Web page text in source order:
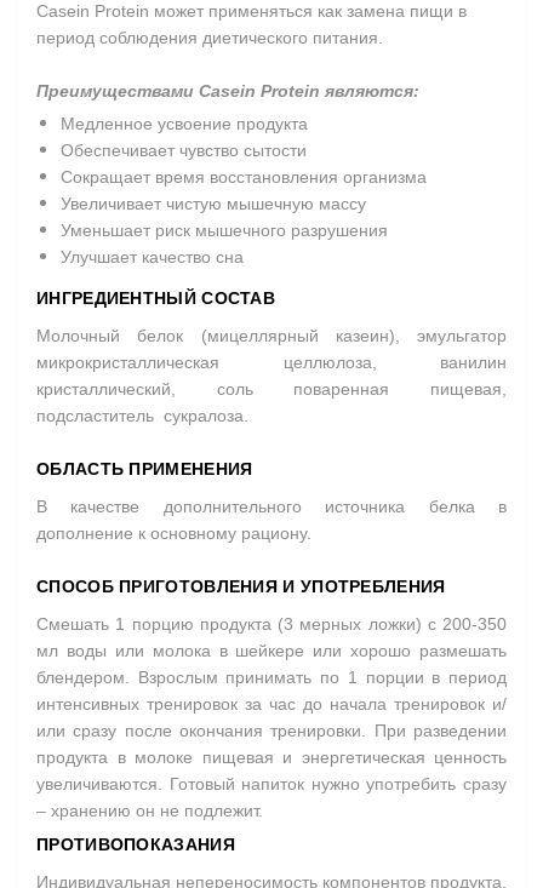
Casein Protein может применяться как замена пищи в
период соблюдения диетического питания.
Преимуществами Casein Protein являются:
Медленное усвоение продукта
Обеспечивает чувство сытости
Сокращает время восстановления организма
Увеличивает чистую мышечную массу
Уменьшает риск мышечного разрушения
Улучшает качество сна
ИНГРЕДИЕНТНЫЙ СОСТАВ
Молочный белок (мицеллярный казеин), эмульгатор
микрокристаллическая целлюлоза, ванилин
кристаллический, соль поваренная пищевая,
подсластитель сукралоза.
ОБЛАСТЬ ПРИМЕНЕНИЯ
В качестве дополнительного источника белка в
дополнение к основному рациону.
СПОСОБ ПРИГОТОВЛЕНИЯ И УПОТРЕБЛЕНИЯ
Смешать 1 порцию продукта (3 мерных ложки) с 200-350
мл воды или молока в шейкере или хорошо размешать
блендером. Взрослым принимать по 1 порции в период
интенсивных тренировок за час до начала тренировок и/
или сразу после окончания тренировки. При разведении
продукта в молоке пищевая и энергетическая ценность
увеличиваются. Готовый напиток нужно употребить сразу
– хранению он не подлежит.
ПРОТИВОПОКАЗАНИЯ
Индивидуальная непереносимость компонентов продукта.